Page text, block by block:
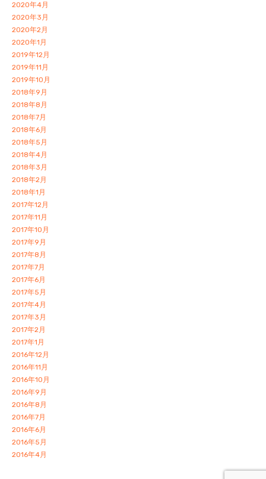
2020年4月
2020年3月
2020年2月
2020年1月
2019年12月
2019年11月
2019年10月
2018年9月
2018年8月
2018年7月
2018年6月
2018年5月
2018年4月
2018年3月
2018年2月
2018年1月
2017年12月
2017年11月
2017年10月
2017年9月
2017年8月
2017年7月
2017年6月
2017年5月
2017年4月
2017年3月
2017年2月
2017年1月
2016年12月
2016年11月
2016年10月
2016年9月
2016年8月
2016年7月
2016年6月
2016年5月
2016年4月